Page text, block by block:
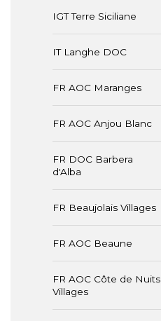
IGT Terre Siciliane
IT Langhe DOC
FR AOC Maranges
FR AOC Anjou Blanc
FR DOC Barbera
d'Alba
FR Beaujolais Villages
FR AOC Beaune
FR AOC Côte de Nuits
Villages